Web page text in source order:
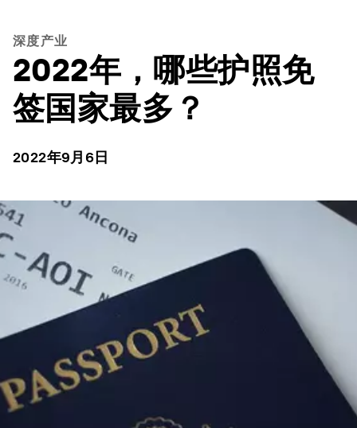
深度产业
2022年，哪些护照免
签国家最多？
2022年9月6日